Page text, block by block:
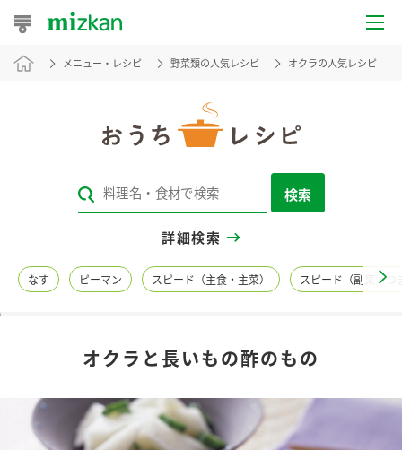
おうちレシピ
レシピカテゴリ一覧
レシピ名特集
商品情報
商品カテゴリ
メニュー・レシピ 野菜類の人気レシピ オクラの人気レシピ
検索
詳細検索
なす ピーマン スピード（主食・主菜） スピード（副菜・つ
オクラと長いもの酢のもの